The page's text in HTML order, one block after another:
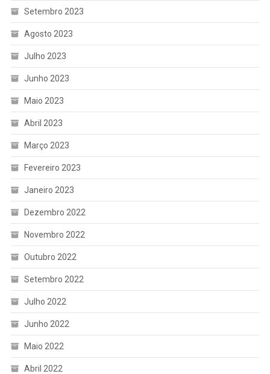
Setembro 2023
Agosto 2023
Julho 2023
Junho 2023
Maio 2023
Abril 2023
Março 2023
Fevereiro 2023
Janeiro 2023
Dezembro 2022
Novembro 2022
Outubro 2022
Setembro 2022
Julho 2022
Junho 2022
Maio 2022
Abril 2022